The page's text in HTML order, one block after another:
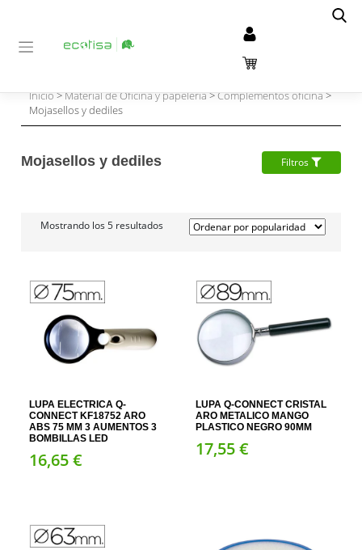
Inicio>Material de Oficina y papelería>Complementos oficina>
Mojasellos y dediles
Mojasellos y dediles Filtros
Mostrando los 5 resultados
LUPA ELECTRICA Q-
CONNECT KF18752 ARO
ABS 75 MM 3 AUMENTOS 3
BOMBILLAS LED
16,65€
LUPA Q-CONNECT CRISTAL
ARO METALICO MANGO
PLASTICO NEGRO 90MM
17,55€